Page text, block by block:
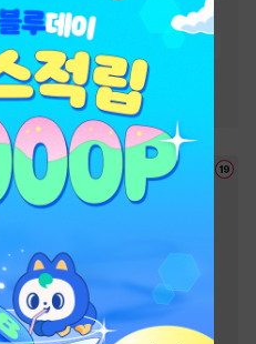
#재벌남
능력녀
# 소유욕/집착 #
상처남
#계략남 능력남